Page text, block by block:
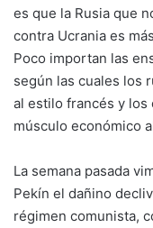
es que la Rusia que
contra Ucrania es
Poco importan las
según las cuales los
al estilo francés y
músculo económico
La semana pasada
Pekín el dañino
régimen comunista,